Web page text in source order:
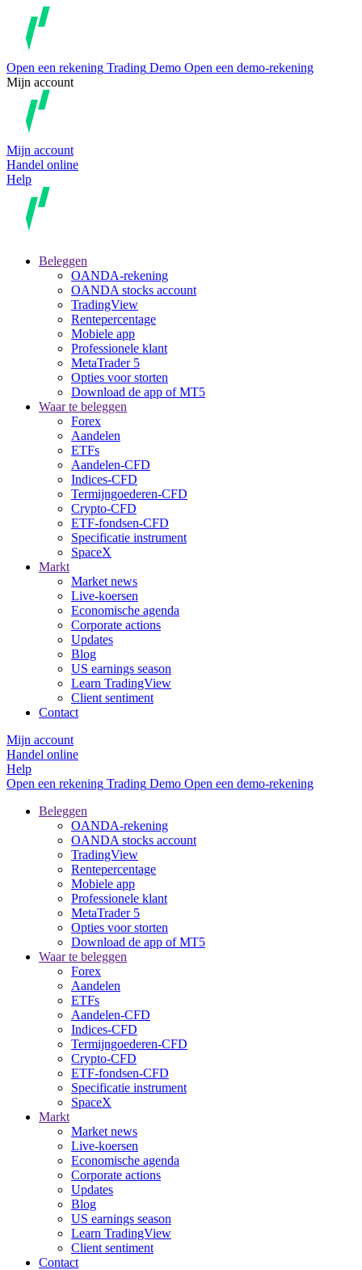
Open een rekening Trading Demo Open een demo-rekening
Mijn account
Mijn account
Handel online
Help
Beleggen
OANDA-rekening
OANDA stocks account
TradingView
Rentepercentage
Mobiele app
Professionele klant
MetaTrader 5
Opties voor storten
Download de app of MT5
Waar te beleggen
Forex
Aandelen
ETFs
Aandelen-CFD
Indices-CFD
Termijngoederen-CFD
Crypto-CFD
ETF-fondsen-CFD
Specificatie instrument
SpaceX
Markt
Market news
Live-koersen
Economische agenda
Corporate actions
Updates
Blog
US earnings season
Learn TradingView
Client sentiment
Contact
Mijn account
Handel online
Help
Open een rekening Trading Demo Open een demo-rekening
Beleggen
OANDA-rekening
OANDA stocks account
TradingView
Rentepercentage
Mobiele app
Professionele klant
MetaTrader 5
Opties voor storten
Download de app of MT5
Waar te beleggen
Forex
Aandelen
ETFs
Aandelen-CFD
Indices-CFD
Termijngoederen-CFD
Crypto-CFD
ETF-fondsen-CFD
Specificatie instrument
SpaceX
Markt
Market news
Live-koersen
Economische agenda
Corporate actions
Updates
Blog
US earnings season
Learn TradingView
Client sentiment
Contact